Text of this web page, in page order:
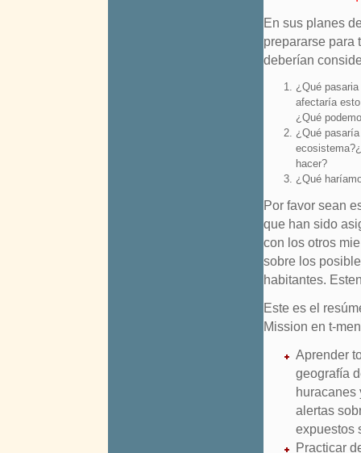
En sus planes
prepararse para
deberían
¿Qué
afectaría
¿Qué
¿Qué
hacer?
¿Qué
Por favor sean
que han sido
con los otros
sobre los
habitantes.
Este es el
Mission en t-
Aprender
geografía
huracanes
alertas
expuestos
Practicar